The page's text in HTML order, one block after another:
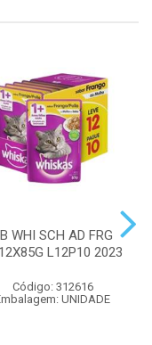
WHI SCH AD FRG
L12P10 2023
Código: 312616
UNIDADE